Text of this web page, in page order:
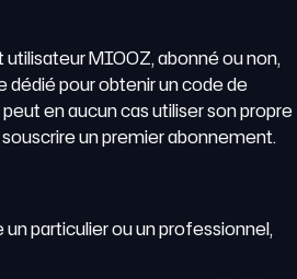
MIOOZ, abonné ou non,
dédié pour obtenir un code de
en aucun cas utiliser son propre
un premier abonnement.
un particulier ou un professionnel,